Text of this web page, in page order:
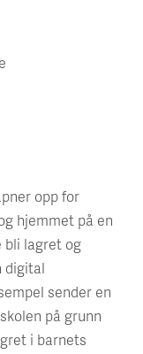
opp for
hjemmet på en
bli lagret og
digital
sender en
på grunn
i barnets